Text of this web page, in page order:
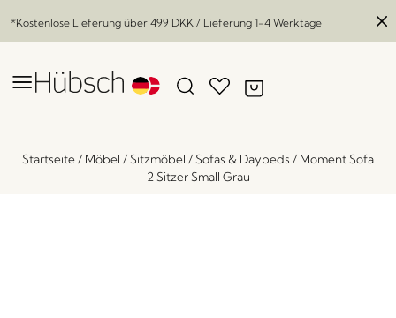
*Kostenlose Lieferung über 499 DKK / Lieferung 1-4 Werktage
Startseite/ Möbel / Sitzmöbel / Sofas & Daybeds / Moment Sofa
2 Sitzer Small Grau